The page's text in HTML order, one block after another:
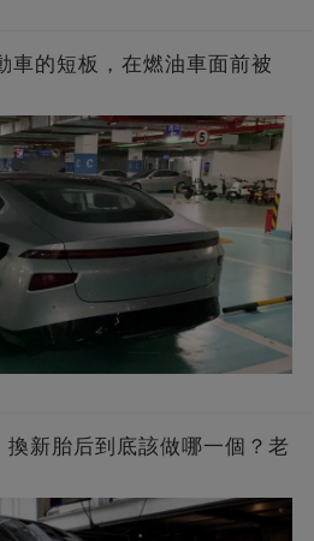
車的短板，在燃油車面前被
新胎后到底該做哪一個？老